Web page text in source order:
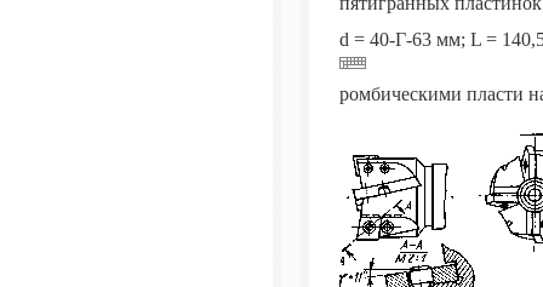
d = 40-Г-63 мм; L =
ромбическими пласти